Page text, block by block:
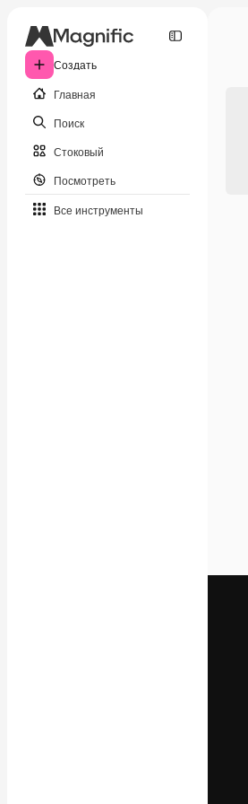
Создать
Главная
Поиск
Стоковый
Посмотреть
Все инструменты